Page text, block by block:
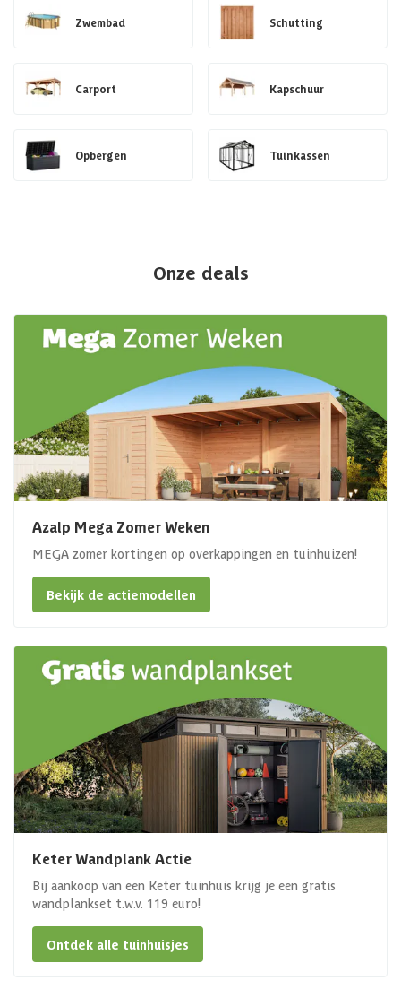
Zwembad Schutting
Carport Kapschuur
Opbergen Tuinkassen
Onze deals
Azalp Mega Zomer Weken
MEGA zomer kortingen op overkappingen en tuinhuizen!
Bekijk de actiemodellen
Keter Wandplank Actie
Bij aankoop van een Keter tuinhuis krijg je een gratis
wandplankset t.w.v. 119 euro!
Ontdek alle tuinhuisjes